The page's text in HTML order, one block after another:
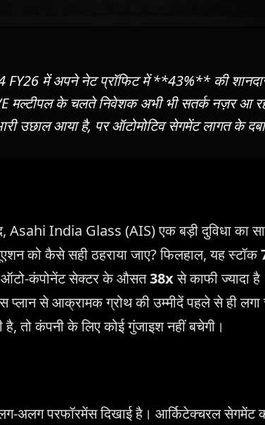
में अपने नेट प्रॉफिट में **43%** की शानदार
के चलते निवेशक अभी भी सतर्क नज़र आ
उछाल आया है, पर ऑटोमोटिव सेगमेंट लागत के
Asahi India Glass (AIS) एक बड़ी दुविधा का
को कैसे सही ठहराया जाए? फिलहाल, यह स्टॉक
ऑटो-कंपोनेंट सेक्टर के औसत38xसे काफी ज्यादा
से आक्रामक ग्रोथ की उम्मीदें पहले से ही
है, तो कंपनी के लिए कोई गुंजाइश नहीं बचेगी।
अलग परफॉरमेंस दिखाई है। आर्किटेक्चरल सेगमेंट